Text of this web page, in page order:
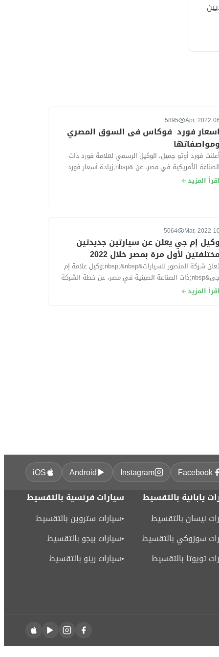
06 Apr, 2022
5895
اسعار فورد فوكاس فى السوق المصري
ومواصفاتها
أعلنت فورد أوتو جميل، الوكيل الرسمي لعلامة فورد ذات
الصناعة الأمريكية في مصر، عن &nbsp;زيادة أسعار فورد
فوكاس موديل 2022 بقيمة 50 ألف جنيه خ...
اقرأ المزيد
10
5064
وكيل إم جي يعلن عن سيارتين جديدتين
لأول مرة بمصر خلال 2022
تعلن شركة المنصور للسيارات&nbsp;&nbsp;وكيل علامة إم
جى&nbsp;ذات الصناعة الصينية في مصر، عن خطة الشركة
في 2022، والتي في تكون فى مقدمتها طرح...
اقرأ المزيد
Facebook
Instagram
Android
iOS
يابانية بالتقسيط
نيسان بالتقسيط
سوزوكي بالتقسيط
تويوتا بالتقسيط
سيارات فرنسية بالتقسيط
•سيارات ستروين بالتقسيط
•سيارات بيجو بالتقسيط
•سيارات رينو بالتقسيط